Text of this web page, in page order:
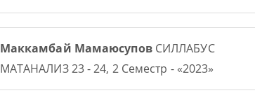
Маккамбай МамаюсуповСИЛЛАБУС
МАТАНАЛИЗ 23 - 24, 2 Семестр - «2023»